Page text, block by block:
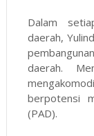
Dalam
daerah,
daerah.
berpotensi
(PAD).